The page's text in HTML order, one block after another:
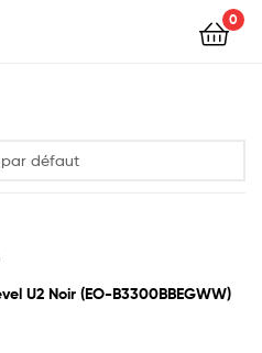
0
U2 Noir (EO-B3300BBEGWW)